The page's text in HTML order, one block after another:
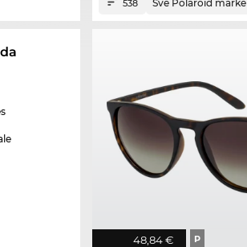
538 Sve Polaroid marke
48,84 € P